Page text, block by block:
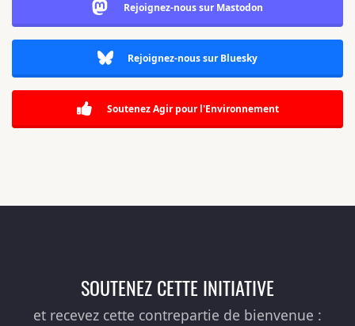
Rejoignez-nous sur Mastodon
Rejoignez-nous sur Bluesky
Soutenez Agir pour l'Environnement
SOUTENEZ CETTE INITIATIVE
et recevez cette contrepartie de bienvenue :